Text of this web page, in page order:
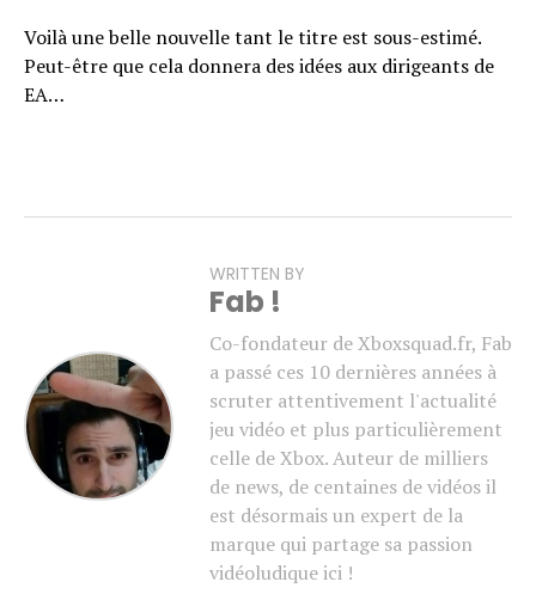
Voilà une belle nouvelle tant le titre est sous-estimé.
Peut-être que cela donnera des idées aux dirigeants de
EA…
WRITTEN BY
Fab !
Co-fondateur de Xboxsquad.fr, Fab
a passé ces 10 dernières années à
scruter attentivement l'actualité
jeu vidéo et plus particulièrement
celle de Xbox. Auteur de milliers
de news, de centaines de vidéos il
est désormais un expert de la
marque qui partage sa passion
vidéoludique ici !